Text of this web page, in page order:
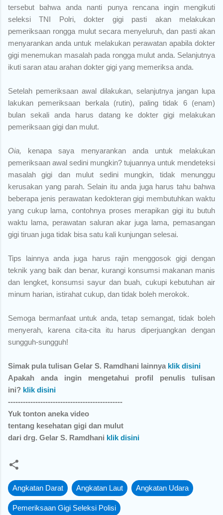
tersebut bahwa anda nanti punya rencana ingin mengikuti
seleksi TNI Polri, dokter gigi pasti akan melakukan
pemeriksaan rongga mulut secara menyeluruh, dan pasti akan
menyarankan anda untuk melakukan perawatan apabila dokter
gigi menemukan masalah pada rongga mulut anda. Selanjutnya
ikuti saran atau arahan dokter gigi yang memeriksa anda.
Setelah pemeriksaan awal dilakukan, selanjutnya jangan lupa
lakukan pemeriksaan berkala (rutin), paling tidak 6 (enam)
bulan sekali anda harus datang ke dokter gigi melakukan
pemeriksaan gigi dan mulut.
Oia, kenapa saya menyarankan anda untuk melakukan
pemeriksaan awal sedini mungkin? tujuannya untuk mendeteksi
masalah gigi dan mulut sedini mungkin, tidak menunggu
kerusakan yang parah. Selain itu anda juga harus tahu bahwa
beberapa jenis perawatan kedokteran gigi membutuhkan waktu
yang cukup lama, contohnya proses merapikan gigi itu butuh
waktu lama, perawatan saluran akar juga lama, pemasangan
gigi tiruan juga tidak bisa satu kali kunjungan selesai.
Tips lainnya anda juga harus rajin menggosok gigi dengan
teknik yang baik dan benar, kurangi konsumsi makanan manis
dan lengket, konsumsi sayur dan buah, cukupi kebutuhan air
minum harian, istirahat cukup, dan tidak boleh merokok.
Semoga bermanfaat untuk anda, tetap semangat, tidak boleh
menyerah, karena cita-cita itu harus diperjuangkan dengan
sungguh-sungguh!
Simak pula tulisan Gelar S. Ramdhani lainnya klik disini
Apakah anda ingin mengetahui profil penulis tulisan
ini? klik disini
----------------------------------------------
Yuk tonton aneka video
tentang kesehatan gigi dan mulut
dari drg. Gelar S. Ramdhani klik disini
Angkatan Darat Angkatan Laut Angkatan Udara
Pemeriksaan Gigi Seleksi Polisi